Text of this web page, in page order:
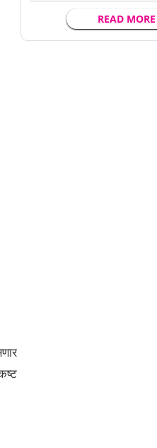
READ MORE